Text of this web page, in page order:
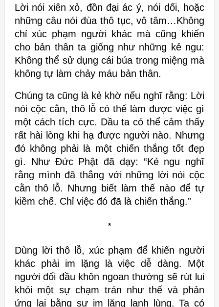
Lời nói xiên xỏ, đồn đại ác ý, nói dối, hoặc
những câu nói đùa thô tục, vô tâm…Không
chỉ xúc phạm người khác mà cũng khiến
cho bản thânta giống như những kẻ ngu:
Không thể sử dụng cái búa trong miệng mà
không tự làm chảy máu bản thân.
Chúng ta cũng là kẻ khờ nếu nghĩ rằng: Lời
nói cộc cằn, thô lỗ có thể làm được việc gì
một cách tích cực. Dầu ta có thể cảm thấy
rất hài lòng khi hạ được người nào. Nhưng
đó không phải là một chiến thắng tốt đẹp
gì. Như Đức Phật đã dạy: “Kẻ ngu nghĩ
rằng mình đã thắng với những lời nói cộc
cằn thô lỗ. Nhưng biết làm thế nào để tự
kiềm chế. Chỉ việc đó đã là chiến thắng.”
*
Dùng lời thô lỗ, xúc phạm để khiến người
khác phải im lặng là việc dễ dàng. Một
người đối đầu khôn ngoan thường sẽ rút lui
khỏi một sự chạm trán nhưthế và phản
ứng lại bằng sự im lặng lạnh lùng. Ta có